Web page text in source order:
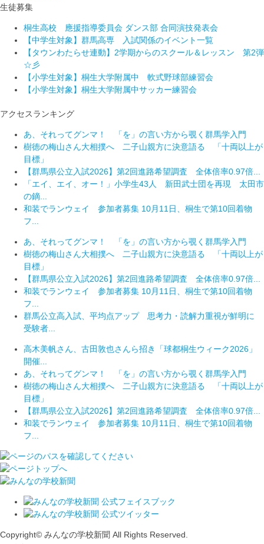
生徒募集
桐生高校 應援指導委員会 ダンス部 合同演技発表会
【中学生対象】群馬高専 入試関係のイベント一覧
【タウンわたらせ連動】2学期からのスクール＆レッスン 第2弾
☆彡
【小学生対象】桐生大学附属中 軟式野球部練習会
【小学生対象】桐生大学附属中サッカー練習会
アクセスランキング
あ、それってグンマ！ 「を」の言い方から覗く群馬学入門
樹徳の梅山さん大相撲へ 二子山親方に決意語る 「十両以上が
目標」
【群馬県公立入試2026】第2回進路希望調査 全体倍率0.97倍...
「エイ、エイ、オー！」小学生43人 新田武士団を再現 太田市
の鏑...
和装でランウェイ 参加者募集 10月11日、桐生で第10回着物
フ...
あ、それってグンマ！ 「を」の言い方から覗く群馬学入門
樹徳の梅山さん大相撲へ 二子山親方に決意語る 「十両以上が
目標」
【群馬県公立入試2026】第2回進路希望調査 全体倍率0.97倍...
和装でランウェイ 参加者募集 10月11日、桐生で第10回着物
フ...
群馬公立高入試、平均点アップ 思考力・読解力重視が鮮明に
受験者...
高木美帆さん、古田敦也さんら招き「球都桐生ウィーク2026」
開催...
あ、それってグンマ！ 「を」の言い方から覗く群馬学入門
樹徳の梅山さん大相撲へ 二子山親方に決意語る 「十両以上が
目標」
【群馬県公立入試2026】第2回進路希望調査 全体倍率0.97倍...
和装でランウェイ 参加者募集 10月11日、桐生で第10回着物
フ...
Copyright© みんなの学校新聞 All Rights Reserved.